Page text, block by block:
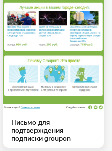
Письмо для
подтверждения
подписки groupon